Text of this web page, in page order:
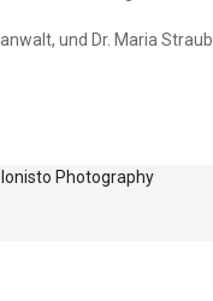
und Dr. Maria Straub
Photography